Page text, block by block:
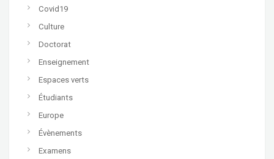
Covid19
Culture
Doctorat
Enseignement
Espaces verts
Étudiants
Europe
Évènements
Examens